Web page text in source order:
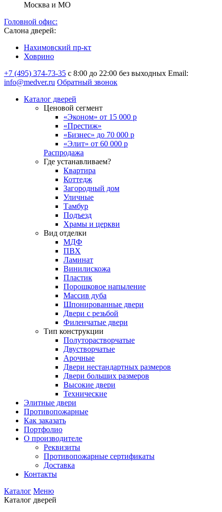
Москва и МО
Головной офис:
Салона дверей:
Нахимовский пр-кт
Ховрино
+7 (495) 374-73-35 с 8:00 до 22:00 без выходных Email:
info@medver.ru Обратный звонок
Каталог дверей
Ценовой сегмент
«Эконом» от 15 000 р
«Престиж»
«Бизнес» до 70 000 р
«Элит» от 60 000 р
Распродажа
Где устанавливаем?
Квартира
Коттедж
Загородный дом
Уличные
Тамбур
Подъезд
Храмы и церкви
Вид отделки
МДФ
ПВХ
Ламинат
Винилискожа
Пластик
Порошковое напыление
Массив дуба
Шпонированные двери
Двери с резьбой
Филенчатые двери
Тип конструкции
Полуторастворчатые
Двустворчатые
Арочные
Двери нестандартных размеров
Двери больших размеров
Высокие двери
Технические
Элитные двери
Противопожарные
Как заказать
Портфолио
О производителе
Реквизиты
Противопожарные сертификаты
Доставка
Контакты
Каталог Меню
Каталог дверей